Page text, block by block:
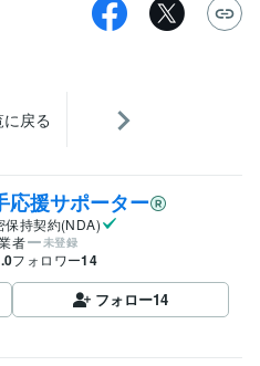
戻る
応援サポーター
保持契約(NDA)
者
未登録
フォロワー14
フォロー14